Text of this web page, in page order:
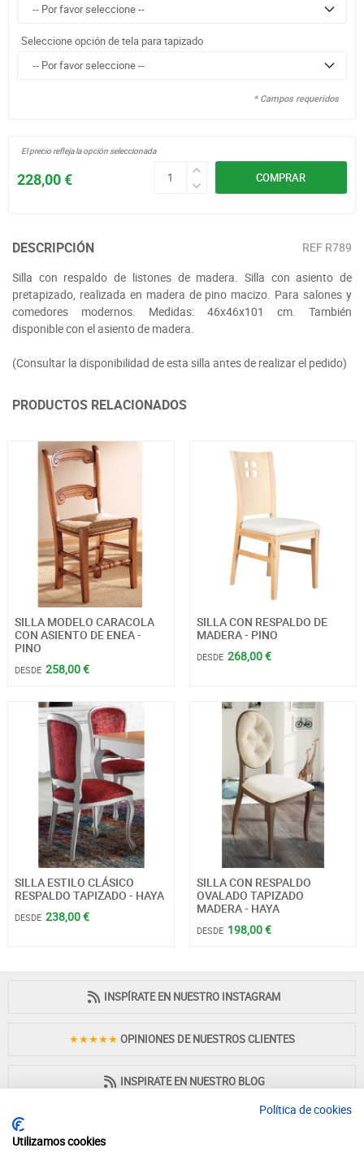
Seleccione opción de tela para tapizado
* Campos requeridos
COMPRAR
228,00 €
El precio refleja la opción seleccionada
DESCRIPCIÓN REF R789
Silla con respaldo de listones de madera. Silla con asiento de
pretapizado, realizada en madera de pino macizo. Para salones y
comedores modernos. Medidas: 46x46x101 cm. También
disponible con el asiento de madera.
(Consultar la disponibilidad de esta silla antes de realizar el pedido)
PRODUCTOS RELACIONADOS
SILLA MODELO CARACOLA
CON ASIENTO DE ENEA -
PINO
DESDE 258,00 €
SILLA CON RESPALDO DE
MADERA - PINO
DESDE 268,00 €
SILLA ESTILO CLÁSICO
RESPALDO TAPIZADO - HAYA
DESDE 238,00 €
SILLA CON RESPALDO
OVALADO TAPIZADO
MADERA - HAYA
DESDE 198,00 €
INSPÍRATE EN NUESTRO INSTAGRAM
★★★★★ OPINIONES DE NUESTROS CLIENTES
INSPIRATE EN NUESTRO BLOG
Política de cookies
Utilizamos cookies